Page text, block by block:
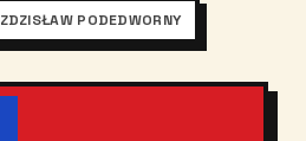
ZDZISŁAW PODEDWORNY